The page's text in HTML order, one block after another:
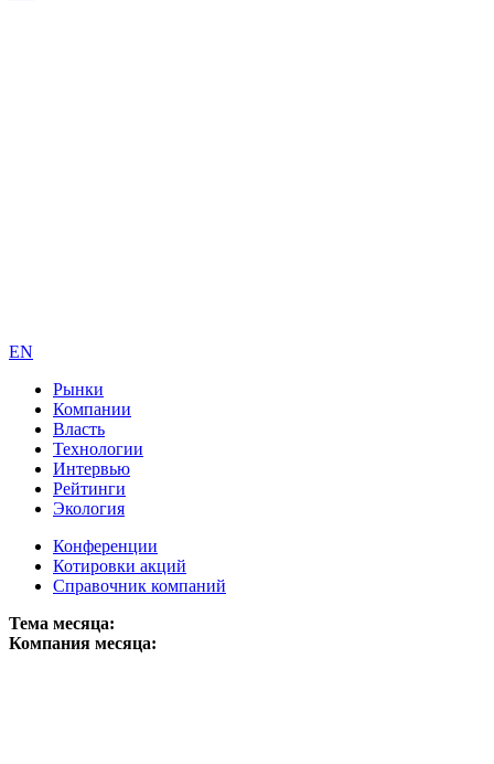
EN
Рынки
Компании
Власть
Технологии
Интервью
Рейтинги
Экология
Конференции
Котировки акций
Справочник компаний
Тема месяца:
Компания месяца: